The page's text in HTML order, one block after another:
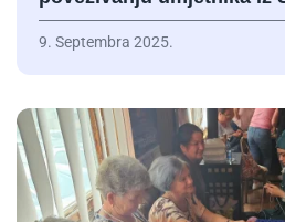
9. Septembra 2025.